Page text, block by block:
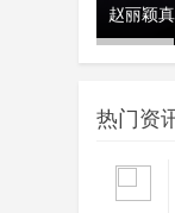
赵丽颖
热门资